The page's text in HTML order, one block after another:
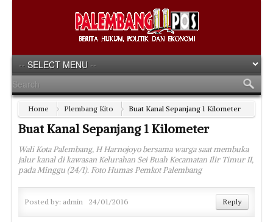
Home Plembang Kito Buat Kanal Sepanjang 1 Kilometer
Buat Kanal Sepanjang 1 Kilometer
Wali Kota Palembang, H Harnojoyo bersama warga saat membuka
jalur kanal di kawasan Kelurahan Sei Buah Kecamatan Ilir Timur II,
pada Minggu (24/1). Foto Humas Pemkot Palembang
Posted by: admin 24/01/2016 Reply